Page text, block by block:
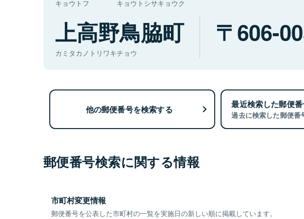
キョウトフ キョウトシサキョウク
上高野鳥脇町
カミタカノトリワキチョウ
606-
他の郵便番号を検索する 最近検索した郵便
過去に検索した郵便番
郵便番号検索に関する情報
市町村変更情報
郵便番号を公表した市町村の一覧を実施日の新しい順に掲載しています。